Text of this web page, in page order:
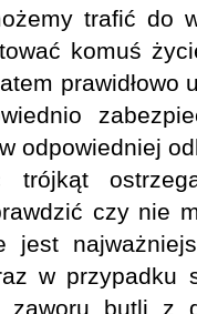
trafić do
komuś
prawidłowo
odpowiedniej
trójkąt
czy nie
jest
w przypadku
zaworu butli z